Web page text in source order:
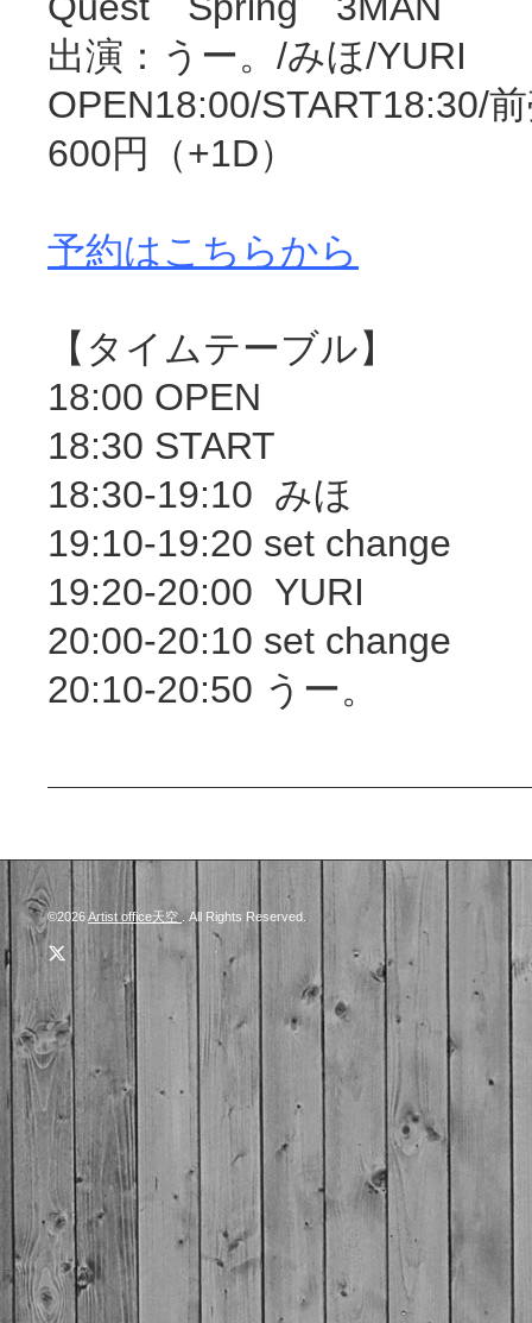
出演：うー。/みほ/YURI
OPEN18:00/START18:30/
600円（+1D）
予約はこちらから
【タイムテーブル】
18:00 OPEN
18:30 START
18:30-19:10 みほ
19:10-19:20 set change
19:20-20:00 YURI
20:00-20:10 set change
20:10-20:50 うー。
©2026Artist office天空 . All Rights Reserved.